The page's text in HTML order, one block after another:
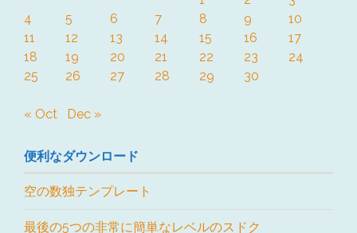
4
5 6 7 8 9
10
11
12 13 14 15 16
17
18
19 20 21 22 23
24
25
26 27 28 29 30
« Oct Dec »
便利なダウンロード
空の数独テンプレート
最後の5つの非常に簡単なレベルのスドク